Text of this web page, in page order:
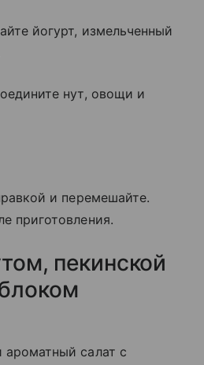
йогурт, измельченный
нут, овощи и
и перемешайте.
приготовления.
пекинской
салат с